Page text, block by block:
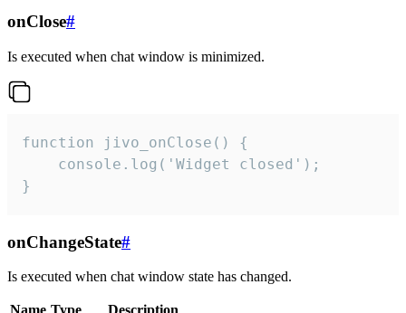
onClose#
Is executed when chat window is minimized.
function jivo_onClose() {
    console.log('Widget closed');
}
onChangeState#
Is executed when chat window state has changed.